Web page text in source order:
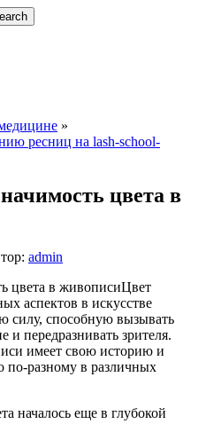
»
ресниц на lash-school-
цвета в
admin
Цвет
аспектов в искусстве
силу, способную вызывать
и передразнивать зрителя.
имеет свою историю и
по-разному в различных
началось еще в глубокой